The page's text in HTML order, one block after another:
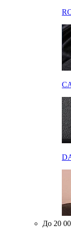
До 20